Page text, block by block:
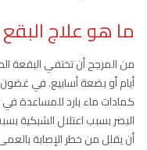
ما هو علاج
من المرجح أن تختفي البقعة
أيام أو بضعة أسابيع. في
كمادات ماء بارد للمساعدة
البصر بسبب اعتلال الشبكية
أن يقلل من خطر الإصابة بالعمى بنسبة